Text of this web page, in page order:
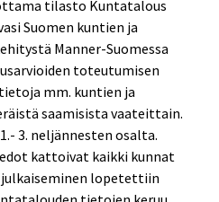
tilasto Kuntatalous
Suomen kuntien ja
Manner-Suomessa
toteutumisen
mm. kuntien ja
saamisista vaateittain.
3. neljännesten osalta.
kattoivat kaikki kunnat
lopetettiin